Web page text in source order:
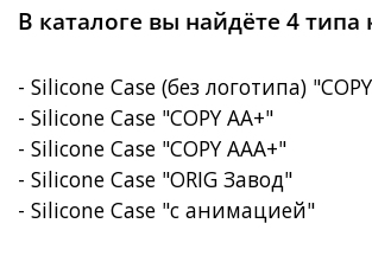
В каталоге вы найдёте 4 типа
- Silicone Case (без логотипа)
- Silicone Case "COPY AA+"
- Silicone Case "COPY AAA+"
- Silicone Case "ORIG Завод"
- Silicone Case "с анимацией"